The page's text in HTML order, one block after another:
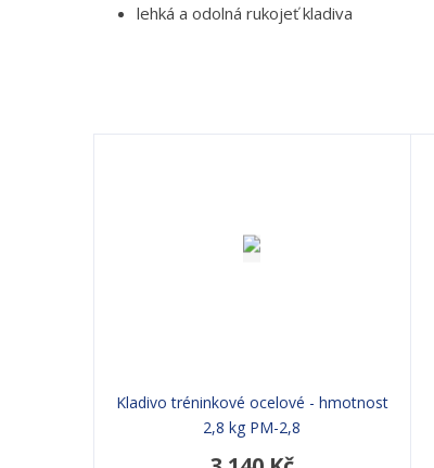
lehká a odolná rukojeť kladiva
Kladivo tréninkové ocelové - hmotnost
2,8 kg PM-2,8